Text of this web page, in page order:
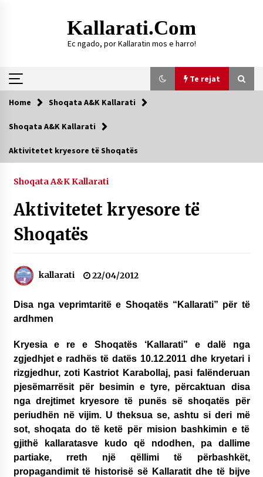
Kallarati.com
Ec ngado, por Kallaratin mos e harro!
Te rejat
Te rejat
09/08/2026
DY MJEKË TË SUKSESSHËM TË FAMILJES
09/08/2026
DURRËS: ZGJEDHJE TË REJA TË DEGËS SË
SHOQATËS “KALLARATI”
Gazeta Kallarati nr. 118
07/07/2026
SI U ARRIT TË REALIZOHEJ PERLA FOLKLORIKE
“JANINËS Ç’I PANË SYTË”
NË KALLARAT, NË “FSHATIN E DJEGUR” U
ZHVILLUA EDICIONI I TRETË I PIKNIKU
PRANVEROR
26/05/2026
Gazeta Kallarati nr. 117
03/05/2026
Gazeta Kallarati nr. 116
28/01/2026
Home Shoqata A&K Kallarati
Shoqata A&K Kallarati
Aktivitetet kryesore të Shoqatës
Shoqata A&K Kallarati
Aktivitetet kryesore të
Shoqatës
kallarati 22/04/2012
Disa nga veprimtaritë e Shoqatës “Kallarati” për të
ardhmen
Kryesia e re e Shoqatës ‘Kallarati” e dalë nga
zgjedhjet e radhës të datës 10.12.2011 dhe kryetari i
rizgjedhur, zoti Kastriot Karabollaj, pasi falënderuan
pjesëmarrësit për besimin e tyre, përcaktuan disa
nga drejtimet kryesore të punës së shoqatës për
periudhën në vijim. U theksua se, ashtu si deri më
sot, shoqata do të ketë për mision bashkimin e të
gjithë kallaratasve kudo që ndodhen, pa dallime
partiake, rreth një qëllimi të përbashkët,
propagandimit të historisë së Kallaratit dhe të bijve